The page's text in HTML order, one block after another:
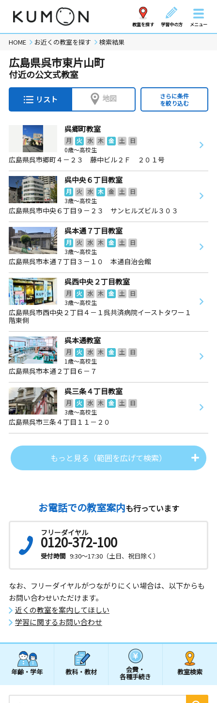
教室を探す 学習中の方 メニュー
HOME お近くの教室を探す 検索結果
広島県呉市東片山町
付近の公文式教室
リスト 地図
さらに条件
を絞り込む
呉郷町教室
月 火 水 木 金 土
日
0歳～高校生
広島県呉市郷町４－２３ 藤中ビル２Ｆ ２０１号
呉中央６丁目教室
月 火 水 木 金 土
日
3歳～高校生
広島県呉市中央６丁目９－２３ サンヒルズビル３０３
呉本通７丁目教室
月 火 水 木 金 土
日
3歳～高校生
広島県呉市本通７丁目３－１０ 本通自治会館
呉西中央２丁目教室
月 火 水 木 金 土
日
3歳～高校生
広島県呉市西中央２丁目４－１呉共済病院イーストタワー１
階東側
呉本通教室
月 火 水 木 金 土
日
1歳～高校生
広島県呉市本通２丁目６－７
呉三条４丁目教室
月 火 水 木 金 土
日
3歳～高校生
広島県呉市三条４丁目１１－２０
もっと見る（範囲を広げて検索）
お電話での教室案内も行っています
フリーダイヤル
0120-372-100
受付時間 9:30～17:30（土日、祝日除く）
なお、フリーダイヤルがつながりにくい場合は、以下からも
お問い合わせいただけます。
近くの教室を案内してほしい
学習に関するお問い合わせ
年齢・学年 教科・教材 会費・
各種手続き
教室検索